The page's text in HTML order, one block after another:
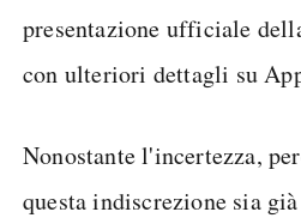
presentazione ufficiale
con ulteriori dettagli su
Nonostante l'incertezza,
questa indiscrezione sia